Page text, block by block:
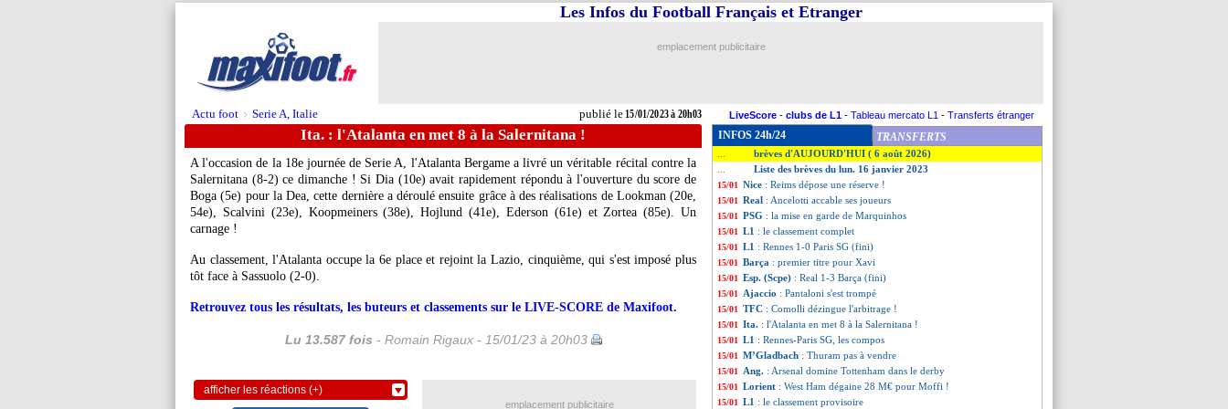
Actu foot > Serie A, Italie publié le15/01/2023 à 20h03
Les Infos du Football Français et Etranger
emplacement publicitaire
LiveScore - clubs de L1 - Tableau mercato L1 - Transferts étranger
Ita. : l'Atalanta en met 8 à la Salernitana !
A l'occasion de la 18e journée de Serie A, l'Atalanta Bergame a livré un véritable récital contre la
Salernitana (8-2) ce dimanche ! Si Dia (10e) avait rapidement répondu à l'ouverture du score de
Boga (5e) pour la Dea, cette dernière a déroulé ensuite grâce à des réalisations de Lookman (20e,
54e), Scalvini (23e), Koopmeiners (38e), Hojlund (41e), Ederson (61e) et Zortea (85e). Un
carnage !
Au classement, l'Atalanta occupe la 6e place et rejoint la Lazio, cinquième, qui s'est imposé plus
tôt face à Sassuolo (2-0).
Retrouvez tous les résultats, les buteurs et classements sur le LIVE-SCORE de Maxifoot.
Lu 13.587 fois - Romain Rigaux - 15/01/23 à 20h03
afficher les réactions (+)
INFOS 24h/24 TRANSFERTS
brèves d'AUJOURD'HUI ( 6 août 2026)
Liste des brèves du lun. 16 janvier 2023
15/01 Nice : Reims dépose une réserve !
15/01 Real : Ancelotti accable ses joueurs
15/01 PSG : la mise en garde de Marquinhos
15/01 L1 : le classement complet
15/01 L1 : Rennes 1-0 Paris SG (fini)
15/01 Barça : premier titre pour Xavi
15/01 Esp. (Scpe) : Real 1-3 Barça (fini)
15/01 Ajaccio : Pantaloni s'est trompé
15/01 TFC : Comolli dézingue l'arbitrage !
15/01 Ita. : l'Atalanta en met 8 à la Salernitana !
15/01 L1 : Rennes-Paris SG, les compos
15/01 M’Gladbach : Thuram pas à vendre
15/01 Ang. : Arsenal domine Tottenham dans le derby
15/01 Lorient : West Ham dégaine 28 M€ pour Moffi !
15/01 L1 : le classement provisoire
emplacement publicitaire